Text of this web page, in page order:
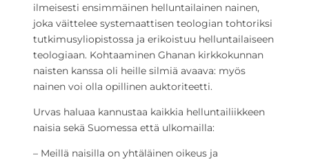
ilmeisesti ensimmäinen helluntailainen nainen,
joka väittelee systemaattisen teologian tohtoriksi
tutkimusyliopistossa ja erikoistuu helluntailaiseen
teologiaan. Kohtaaminen Ghanan kirkkokunnan
naisten kanssa oli heille silmiä avaava: myös
nainen voi olla opillinen auktoriteetti.
Urvas haluaa kannustaa kaikkia helluntailiikkeen
naisia sekä Suomessa että ulkomailla:
– Meillä naisilla on yhtäläinen oikeus ja